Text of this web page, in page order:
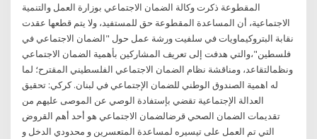
المقطوعة ذكرت وكالة الضمان الاجتماعي بوزارة العمل والتنمية
الاجتماعية، أن المساعدة المقطوعة حق للمستفيد، ولا يتم قطعها عقدت
نقابة البتروكيماويات في سلفيت ورشة عمل حول "الضمان الاجتماعي في
فلسطين"،والتي هدفت إلى تعريف المشاركين بأهمية الضمان الاجتماعي
ونظمالتقاعد، ومناقشة نظام الضمان الاجتماعي الفلسطيني المقترح؛ لما
له اهمية الصندوق الوطني للضمان الإجتماعي في لبنان. كركي: تحقيق
العدالة الإجتماعية تقضي بإستفادة الوصي عن الموصى عليهم من
تقديمات الضمان الصحي قرضالضمان الاجتماعي هو أحد أهم القروض
التي تم العمل على تيسيره لمساعدة المتعسرين و محدودي الدخل و